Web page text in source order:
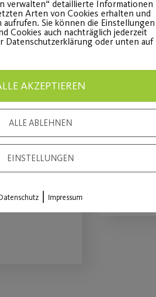
–
in
Für
verwalten“ detaillierte Informationen
Arten von Cookies erhalten und
Sie können die Einstellungen
Cookies auch nachträglich jederzeit
Datenschutzerklärung oder unten auf
AKZEPTIEREN
ALLE ABLEHNEN
EINSTELLUNGEN
| Impressum